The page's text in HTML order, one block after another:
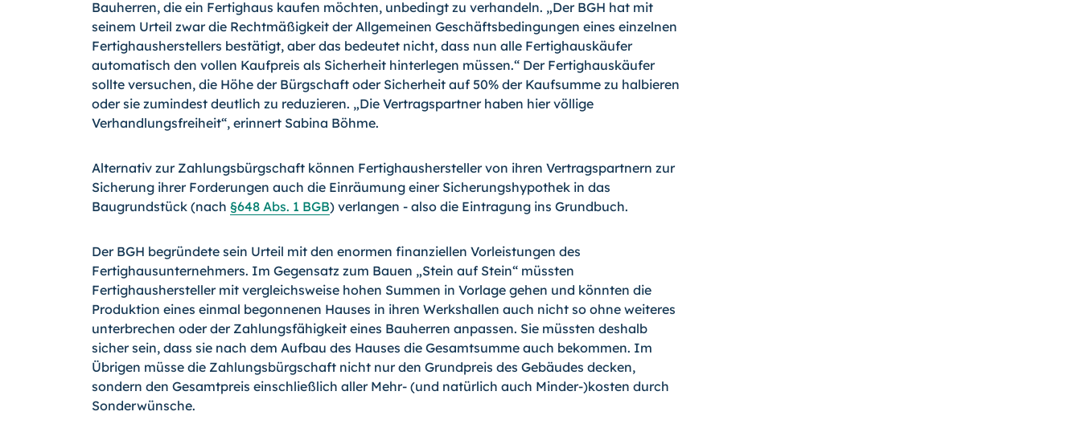
Bauherren, die ein Fertighaus kaufen möchten, unbedingt zu verhandeln. „Der BGH hat mit
seinem Urteil zwar die Rechtmäßigkeit der Allgemeinen Geschäftsbedingungen eines einzelnen
Fertighausherstellers bestätigt, aber das bedeutet nicht, dass nun alle Fertighauskäufer
automatisch den vollen Kaufpreis als Sicherheit hinterlegen müssen.“ Der Fertighauskäufer
sollte versuchen, die Höhe der Bürgschaft oder Sicherheit auf 50% der Kaufsumme zu halbieren
oder sie zumindest deutlich zu reduzieren. „Die Vertragspartner haben hier völlige
Verhandlungsfreiheit“, erinnert Sabina Böhme.
Alternativ zur Zahlungsbürgschaft können Fertighaushersteller von ihren Vertragspartnern zur
Sicherung ihrer Forderungen auch die Einräumung einer Sicherungshypothek in das
Baugrundstück (nach §648 Abs. 1 BGB) verlangen - also die Eintragung ins Grundbuch.
Der BGH begründete sein Urteil mit den enormen finanziellen Vorleistungen des
Fertighausunternehmers. Im Gegensatz zum Bauen „Stein auf Stein“ müssten
Fertighaushersteller mit vergleichsweise hohen Summen in Vorlage gehen und könnten die
Produktion eines einmal begonnenen Hauses in ihren Werkshallen auch nicht so ohne weiteres
unterbrechen oder der Zahlungsfähigkeit eines Bauherren anpassen. Sie müssten deshalb
sicher sein, dass sie nach dem Aufbau des Hauses die Gesamtsumme auch bekommen. Im
Übrigen müsse die Zahlungsbürgschaft nicht nur den Grundpreis des Gebäudes decken,
sondern den Gesamtpreis einschließlich aller Mehr- (und natürlich auch Minder-)kosten durch
Sonderwünsche.